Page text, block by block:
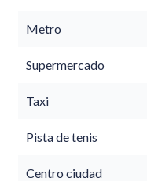
Metro
Supermercado
Taxi
Pista de tenis
Centro ciudad